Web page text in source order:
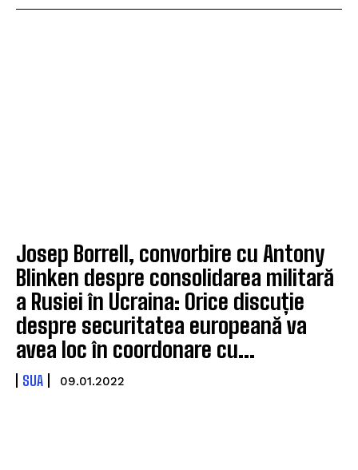
Josep Borrell, convorbire cu Antony
Blinken despre consolidarea militară
a Rusiei în Ucraina: Orice discuție
despre securitatea europeană va
avea loc în coordonare cu...
SUA 09.01.2022